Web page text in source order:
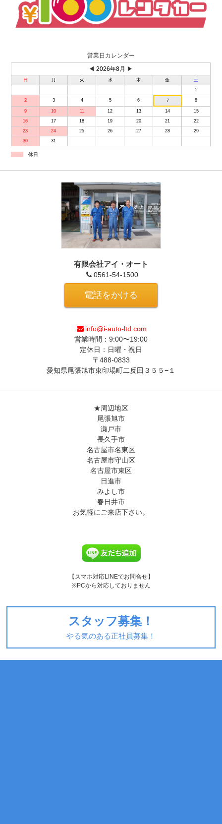
営業日カレンダー
◀ 2026年8月 ▶
日 月 火 水 木 金
土
1
2 3 4 5 6 7 8
9 10 11 12 13 14
15
16
17 18 19 20 21
22
23
24 25 26 27 28
29
30
31
休日
有限会社アイ・オート
0561-54-1500
電話をかける
info@i-auto-ltd.com
営業時間：9:00〜19:00
定休日：日曜・祝日
〒488-0833
愛知県尾張旭市東印場町二反田３５５−１
★周辺地区
尾張旭市
瀬戸市
長久手市
名古屋市名東区
名古屋市守山区
名古屋市東区
日進市
みよし市
春日井市
お気軽にご来店下さい。
【スマホ対応LINEでお問合せ】
※PCから対応しておりません
スタッフ募集！
やる気のある正社員募集！